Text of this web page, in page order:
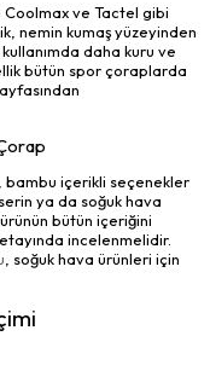
ve Tactel gibi
nemin kumaş yüzeyinden
kullanımda daha kuru ve
bütün spor çoraplarda
bambu içerikli seçenekler
ya da soğuk hava
bütün içeriğini
incelenmelidir.
, soğuk hava ürünleri için